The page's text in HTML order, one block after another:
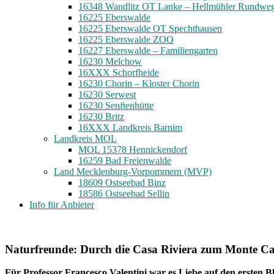
16348 Wandlitz OT Lanke – Hellmühler
16225 Eberswalde
16225 Eberswalde OT Spechthausen
16225 Eberswalde ZOO
16227 Eberswalde – Familiengarten
16230 Melchow
16XXX Schorfheide
16230 Chorin – Kloster Chorin
16230 Serwest
16230 Senftenhütte
16230 Britz
16XXX Landkreis Barnim
Landkreis MOL
MOL 15378 Hennickendorf
16259 Bad Freienwalde
Land Mecklenburg-Vorpommern (MVP)
18609 Ostseebad Binz
18586 Ostseebad Sellin
Info für Anbieter
Naturfreunde: Durch die Casa Riviera zum Monte